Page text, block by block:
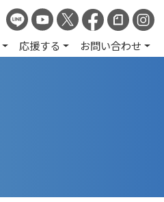
応援する お問い合わせ